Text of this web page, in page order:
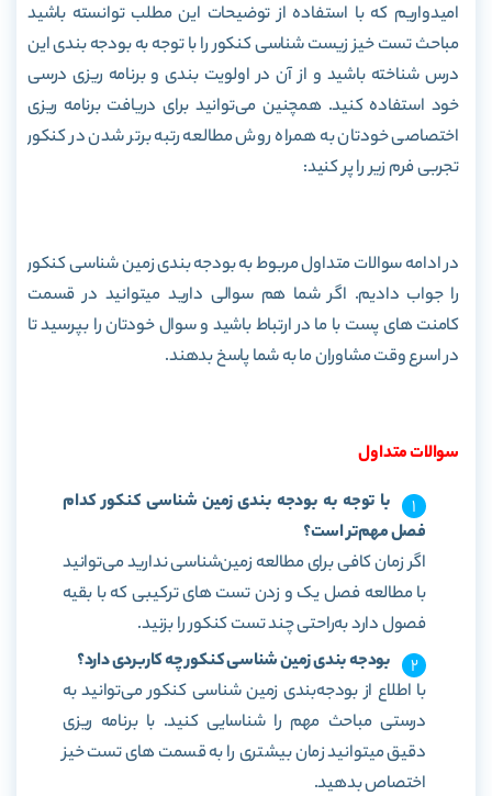
امیدواریم که با استفاده از توضیحات این مطلب توانسته باشید
مباحث تست خیز زیست شناسی کنکور را با توجه به بودجه بندی این
درس شناخته باشید و از آن در اولویت بندی و برنامه ریزی درسی
خود استفاده کنید. همچنین می‌توانید برای دریافت برنامه ریزی
اختصاصی خودتان به همراه روش مطالعه رتبه برتر شدن در کنکور
تجربی فرم زیر را پر کنید:
در ادامه سوالات متداول مربوط به بودجه بندی زمین شناسی کنکور
را جواب دادیم. اگر شما هم سوالی دارید میتوانید در قسمت
کامنت های پست با ما در ارتباط باشید و سوال خودتان را بپرسید تا
در اسرع وقت مشاوران ما به شما پاسخ بدهند.
سوالات متداول
با توجه به بودجه بندی زمین شناسی کنکور کدام
فصل مهم‌تر است؟
اگر زمان کافی برای مطالعه زمین‌شناسی ندارید می‌توانید
با مطالعه فصل یک و زدن تست های ترکیبی که با بقیه
فصول دارد به‌راحتی چند تست کنکور را بزنید.
بودجه بندی زمین شناسی کنکور چه کاربردی دارد؟
با اطلاع از بودجه‌بندی زمین شناسی کنکور می‌توانید به
درستی مباحث مهم را شناسایی کنید. با برنامه ریزی
دقیق میتوانید زمان بیشتری را به قسمت های تست خیز
اختصاص بدهید.